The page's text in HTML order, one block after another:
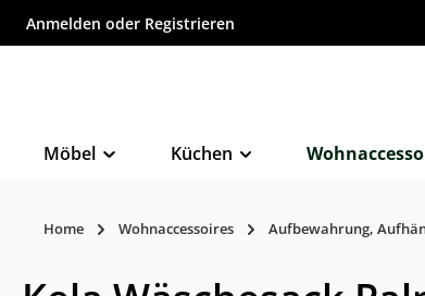
springen
Anmelden oder Registrieren
Möbel Küchen
Home Wohnaccessoires Aufbewahrung,